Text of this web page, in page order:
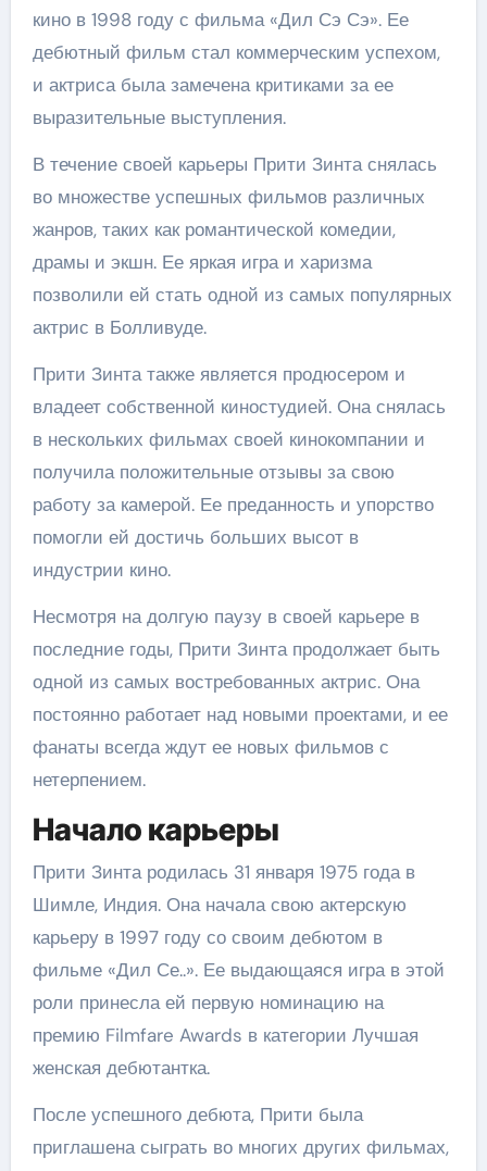
кино в 1998 году с фильма «Дил Сэ Сэ». Ее
дебютный фильм стал коммерческим успехом,
и актриса была замечена критиками за ее
выразительные выступления.
В течение своей карьеры Прити Зинта снялась
во множестве успешных фильмов различных
жанров, таких как романтической комедии,
драмы и экшн. Ее яркая игра и харизма
позволили ей стать одной из самых популярных
актрис в Болливуде.
Прити Зинта также является продюсером и
владеет собственной киностудией. Она снялась
в нескольких фильмах своей кинокомпании и
получила положительные отзывы за свою
работу за камерой. Ее преданность и упорство
помогли ей достичь больших высот в
индустрии кино.
Несмотря на долгую паузу в своей карьере в
последние годы, Прити Зинта продолжает быть
одной из самых востребованных актрис. Она
постоянно работает над новыми проектами, и ее
фанаты всегда ждут ее новых фильмов с
нетерпением.
Начало карьеры
Прити Зинта родилась 31 января 1975 года в
Шимле, Индия. Она начала свою актерскую
карьеру в 1997 году со своим дебютом в
фильме «Дил Се..». Ее выдающаяся игра в этой
роли принесла ей первую номинацию на
премию Filmfare Awards в категории Лучшая
женская дебютантка.
После успешного дебюта, Прити была
приглашена сыграть во многих других фильмах,